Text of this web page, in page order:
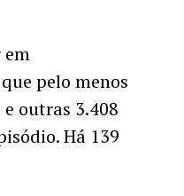
pelo menos
outras 3.408
Há 139